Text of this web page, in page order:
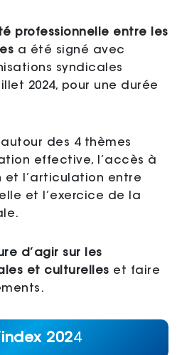
professionnelle entre les
a été signé avec
syndicales
2024, pour une durée
des 4 thèmes
effective, l’accès à
et l’articulation entre
et l’exercice de la
d’agir sur les
et culturelles et faire
2024